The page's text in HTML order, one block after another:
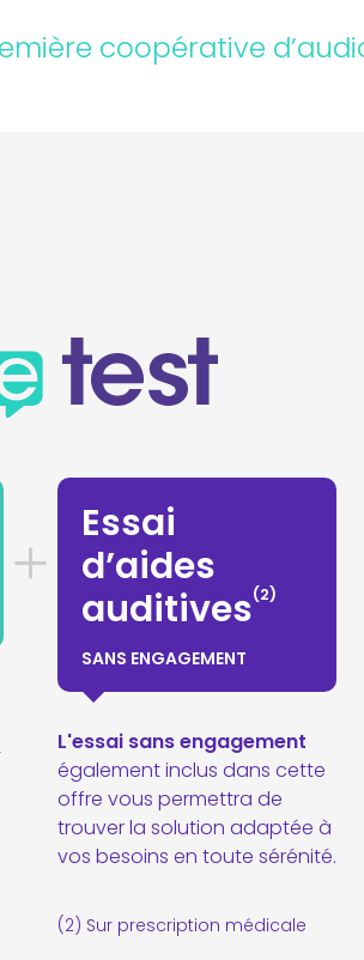
coopérative
Essai
d’aides
auditives(2)
SANS ENGAGEMENT
L'essai sans engagement
également inclus dans cette
offre vous permettra de
trouver la solution adaptée à
vos besoins en toute sérénité.
(2) Sur prescription médicale